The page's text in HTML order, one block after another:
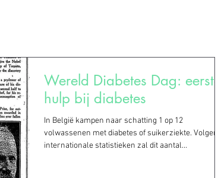
Wereld Diabetes Dag: eerste
hulp bij diabetes
In België kampen naar schatting 1 op 12
volwassenen met diabetes of suikerziekte. Volgens
internationale statistieken zal dit aantal...